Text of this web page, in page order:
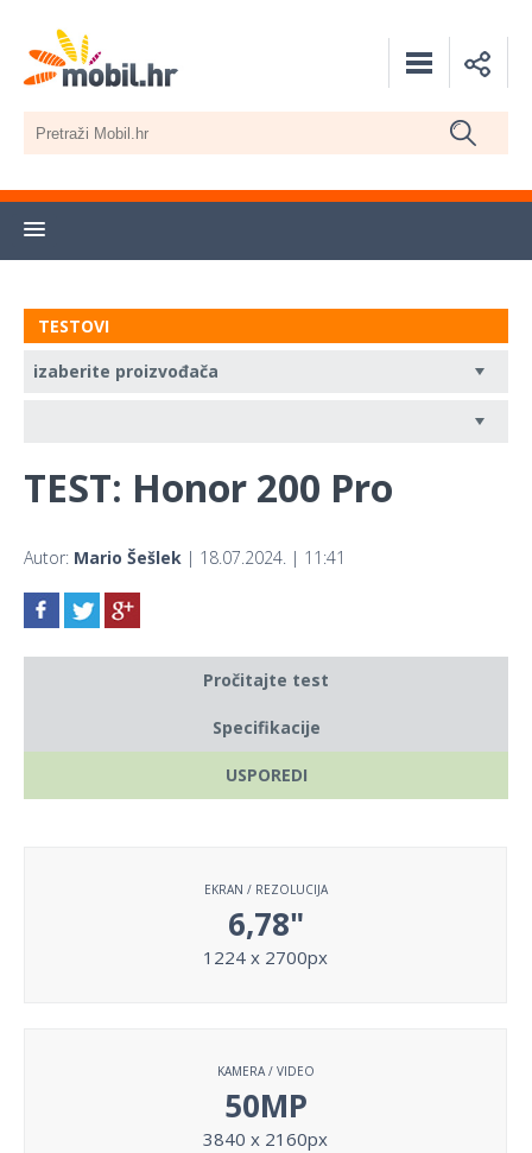
TESTOVI
TEST: Honor 200 Pro
Autor: Mario Šešlek | 18.07.2024. | 11:41
Pročitajte test
Specifikacije
USPOREDI
EKRAN / REZOLUCIJA
6,78"
1224 x 2700px
KAMERA / VIDEO
50MP
3840 x 2160px